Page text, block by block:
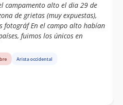
campamento alto el dia 29 de
de grietas (muy expuestas),
fotográf En el campo alto habían
fuimos los únicos en
Arista occidental